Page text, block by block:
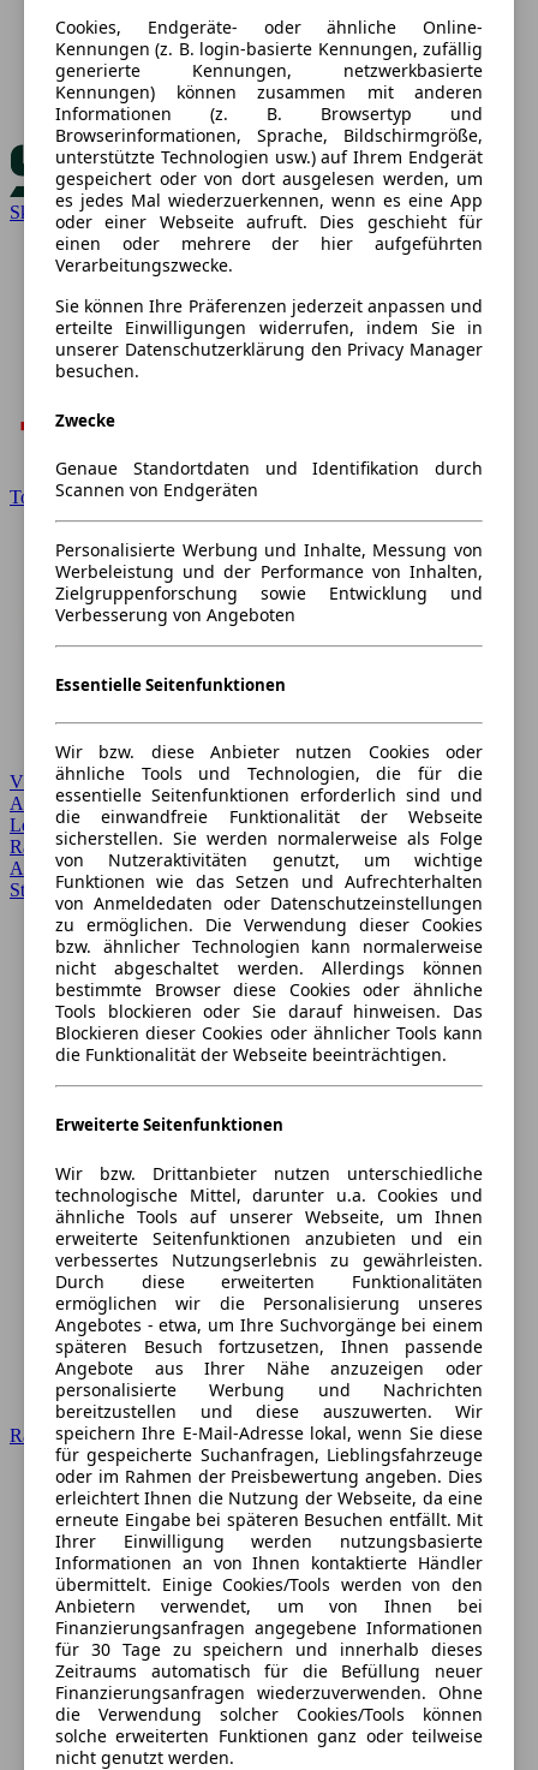
Skoda
Toyota
VW
Autoverkauf›
Leasing›
Ratgeber›
Anmelden
Startseite
Ratgeber
Cookies, Endgeräte- oder ähnliche Online-
Kennungen (z. B. login-basierte Kennungen, zufällig
generierte Kennungen, netzwerkbasierte
Kennungen) können zusammen mit anderen
Informationen (z. B. Browsertyp und
Browserinformationen, Sprache, Bildschirmgröße,
unterstützte Technologien usw.) auf Ihrem Endgerät
gespeichert oder von dort ausgelesen werden, um
es jedes Mal wiederzuerkennen, wenn es eine App
oder einer Webseite aufruft. Dies geschieht für
einen oder mehrere der hier aufgeführten
Verarbeitungszwecke.
Sie können Ihre Präferenzen jederzeit anpassen und
erteilte Einwilligungen widerrufen, indem Sie in
unserer Datenschutzerklärung den Privacy Manager
besuchen.
Zwecke
Genaue Standortdaten und Identifikation durch
Scannen von Endgeräten
Personalisierte Werbung und Inhalte, Messung von
Werbeleistung und der Performance von Inhalten,
Zielgruppenforschung sowie Entwicklung und
Verbesserung von Angeboten
Essentielle Seitenfunktionen
Wir bzw. diese Anbieter nutzen Cookies oder
ähnliche Tools und Technologien, die für die
essentielle Seitenfunktionen erforderlich sind und
die einwandfreie Funktionalität der Webseite
sicherstellen. Sie werden normalerweise als Folge
von Nutzeraktivitäten genutzt, um wichtige
Funktionen wie das Setzen und Aufrechterhalten
von Anmeldedaten oder Datenschutzeinstellungen
zu ermöglichen. Die Verwendung dieser Cookies
bzw. ähnlicher Technologien kann normalerweise
nicht abgeschaltet werden. Allerdings können
bestimmte Browser diese Cookies oder ähnliche
Tools blockieren oder Sie darauf hinweisen. Das
Blockieren dieser Cookies oder ähnlicher Tools kann
die Funktionalität der Webseite beeinträchtigen.
Erweiterte Seitenfunktionen
Wir bzw. Drittanbieter nutzen unterschiedliche
technologische Mittel, darunter u.a. Cookies und
ähnliche Tools auf unserer Webseite, um Ihnen
erweiterte Seitenfunktionen anzubieten und ein
verbessertes Nutzungserlebnis zu gewährleisten.
Durch diese erweiterten Funktionalitäten
ermöglichen wir die Personalisierung unseres
Angebotes - etwa, um Ihre Suchvorgänge bei einem
späteren Besuch fortzusetzen, Ihnen passende
Angebote aus Ihrer Nähe anzuzeigen oder
personalisierte Werbung und Nachrichten
bereitzustellen und diese auszuwerten. Wir
speichern Ihre E-Mail-Adresse lokal, wenn Sie diese
für gespeicherte Suchanfragen, Lieblingsfahrzeuge
oder im Rahmen der Preisbewertung angeben. Dies
erleichtert Ihnen die Nutzung der Webseite, da eine
erneute Eingabe bei späteren Besuchen entfällt. Mit
Ihrer Einwilligung werden nutzungsbasierte
Informationen an von Ihnen kontaktierte Händler
übermittelt. Einige Cookies/Tools werden von den
Anbietern verwendet, um von Ihnen bei
Finanzierungsanfragen angegebene Informationen
für 30 Tage zu speichern und innerhalb dieses
Zeitraums automatisch für die Befüllung neuer
Finanzierungsanfragen wiederzuverwenden. Ohne
die Verwendung solcher Cookies/Tools können
solche erweiterten Funktionen ganz oder teilweise
nicht genutzt werden.